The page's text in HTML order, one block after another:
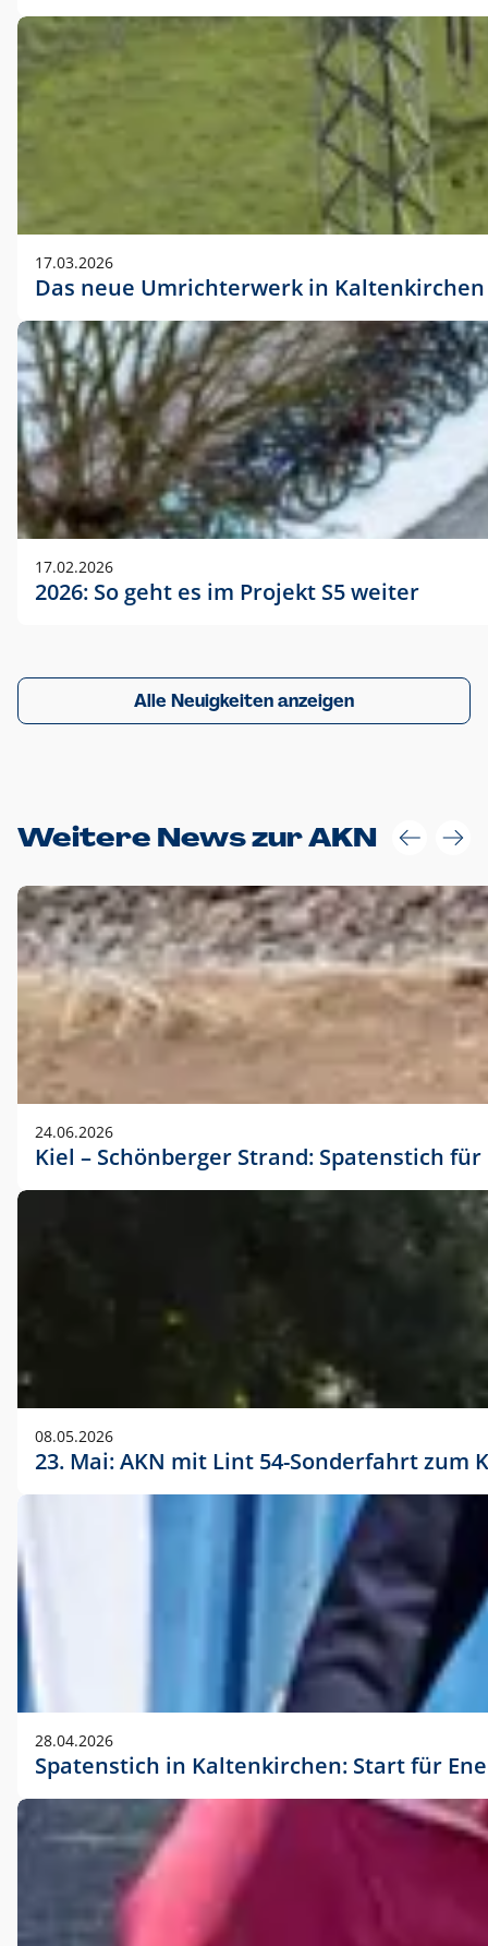
17.03.2026
Das neue Umrichterwerk in Kaltenkirchen
17.02.2026
2026: So geht es im Projekt S5 weiter
Alle Neuigkeiten anzeigen
Weitere News zur AKN
24.06.2026
Kiel – Schönberger Strand: Spatenstich
08.05.2026
23. Mai: AKN mit Lint 54-Sonderfahrt
28.04.2026
Spatenstich in Kaltenkirchen: Start für